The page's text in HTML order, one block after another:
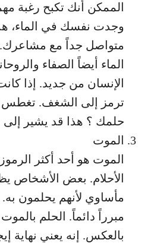
الممكن أنك تكبح رغبة
وجدت نفسك في الماء،
متواصل جداً مع
الماء أيضاً الصفاء
الإنسان من جديد. إذا
ترمز إلى الشغف. تغطس
حلمك ؟ هذا قد يشير إلى
الموت
الموت هو أحد أكثر
الأحلام. بعض الأشخاص
مأساوي لأنهم يحلمون
مبرراً دائماً. الحلم
بالعكس. إنه يعني نهاية